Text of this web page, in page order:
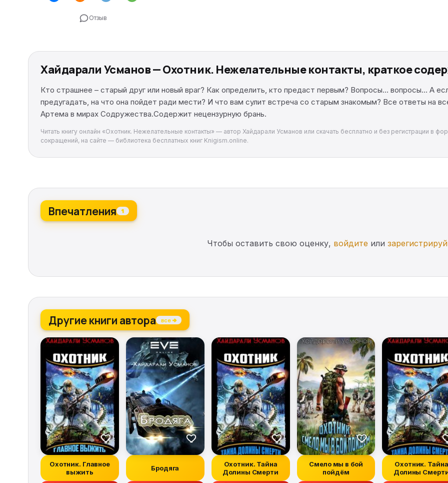
Отзыв
Хайдарали Усманов — Охотник. Нежелательные контакты, краткое
Кто страшнее – старый друг или новый враг? Как определить, кто предаст первым? Вопросы… вопросы… А
предугадать, на что она пойдет ради мести? И что вам сулит встреча со старым знакомым? Все ответы на
Артема в мирах Содружества.Содержит нецензурную брань.
Читать книгу онлайн «Охотник. Нежелательные контакты» — автор Хайдарали Усманов или скачать бесплатно и без регистрации в
сокращений, на сайте — библиотека бесплатных книг Knigism.online.
Впечатления 1
Чтобы оставить свою оценку, войдите или
Другие книги автора все →
Охотник. Главное
выжить
Бродяга
Охотник. Тайна
Долины Смерти
Смело мы в бой
пойдём
Охотник. Тайна
Долины